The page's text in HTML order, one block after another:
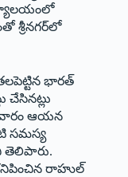
శ్రీనగర్‌లో
భారత్‌
ఆయన
సమస్య
తెలిపారు.
రాహుల్‌